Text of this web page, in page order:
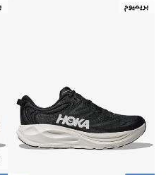
بريميوم